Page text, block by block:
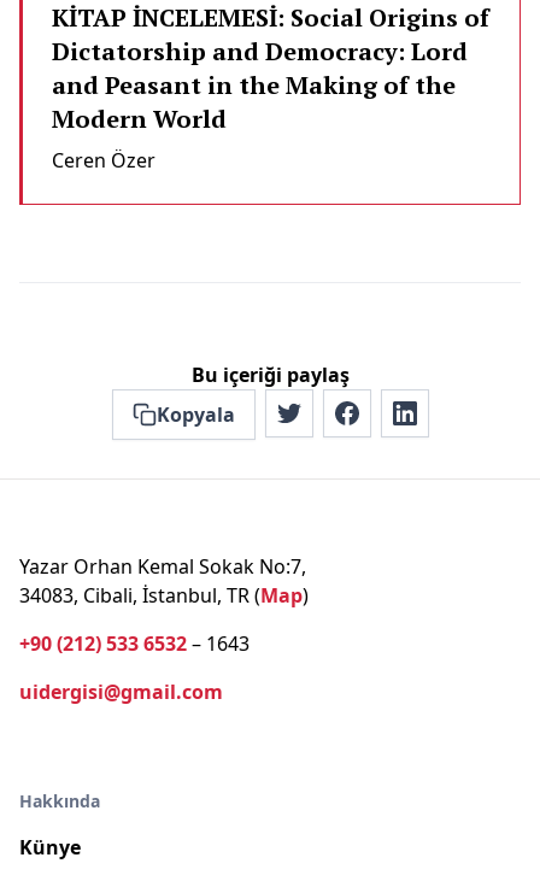
KİTAP İNCELEMESİ: Social Origins of
Dictatorship and Democracy: Lord
and Peasant in the Making of the
Modern World
Ceren Özer
Bu içeriği paylaş
Kopyala
Yazar Orhan Kemal Sokak No:7,
34083, Cibali, İstanbul, TR (Map)
+90 (212) 533 6532– 1643
uidergisi@gmail.com
Hakkında
Künye